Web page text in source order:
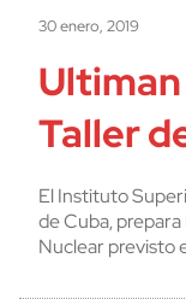
30 enero, 2019
Taller
El Instituto
de Cuba,
Nuclear previsto